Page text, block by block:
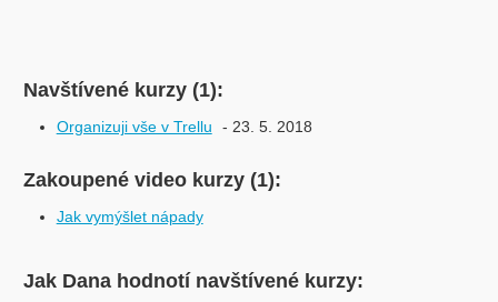
Navštívené kurzy (1):
Organizuji vše v Trellu - 23. 5. 2018
Zakoupené video kurzy (1):
Jak vymýšlet nápady
Jak Dana hodnotí navštívené kurzy: